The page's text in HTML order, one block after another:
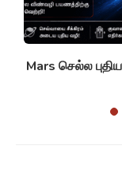
Mars செல்ல